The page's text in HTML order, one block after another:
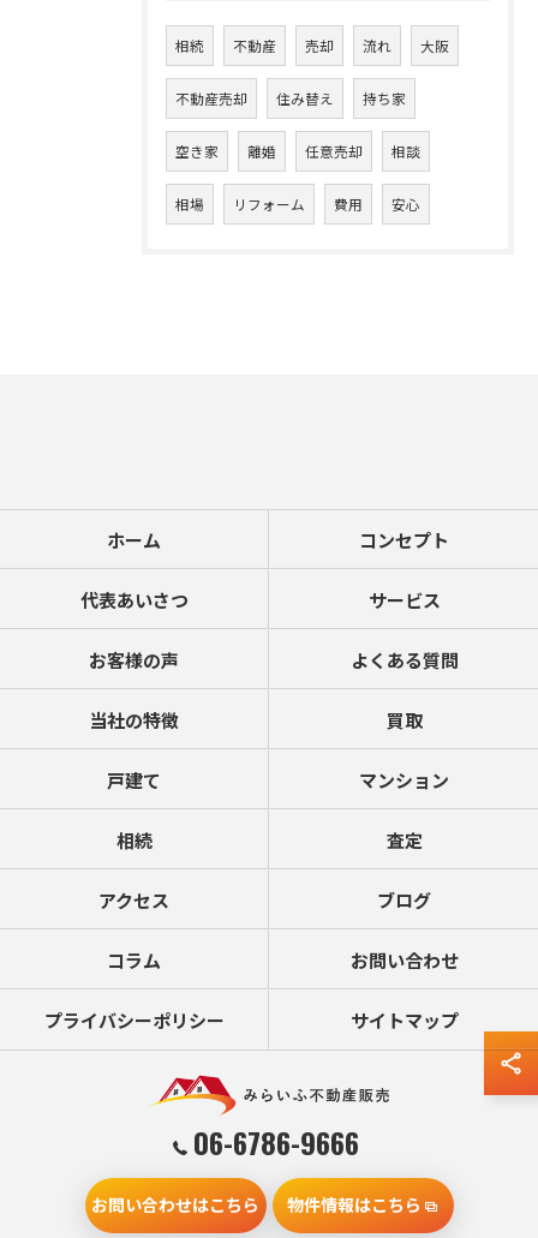
相続 不動産 売却 流れ 大阪
不動産売却 住み替え 持ち家
空き家 離婚 任意売却 相談
相場 リフォーム 費用 安心
06-6786-9666
お問い合わせはこちら 物件情報はこちら
ホーム コンセプト
代表あいさつ サービス
お客様の声 よくある質問
当社の特徴 買取
戸建て マンション
相続 査定
アクセス ブログ
コラム お問い合わせ
プライバシーポリシー サイトマップ
© 2026 大阪の不動産売却ならみらいふ不動産販売 ALL RIGHTS RESERVED.